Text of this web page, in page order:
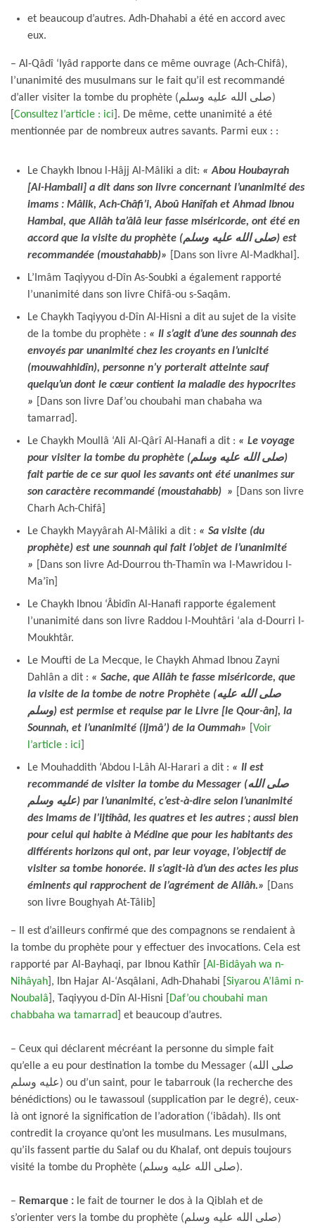
et beaucoup d’autres. Adh-Dhahabi a été en accord avec
eux.
– Al-Qâdî ‘Iyâd rapporte dans ce même ouvrage (Ach-Chifâ),
l’unanimité des musulmans sur le fait qu’il est recommandé
d’aller visiter la tombe du prophète (صلى الله عليه وسلم)
Consultez l’article : ici ]. De même, cette unanimité a été
mentionnée par de nombreux autres savants. Parmi eux : :
Le Chaykh Ibnou l-Hâjj Al-Mâliki a dit: « Abou Houbayrah
[Al-Hambali] a dit dans son livre concernant l’unanimité des
imams : Mâlik, Ach-Châfi’i, Aboû Hanîfah et Ahmad Ibnou
Hambal, que Allâh ta’âlâ leur fasse miséricorde, ont été en
accordque la visite du prophète (صلى الله عليه وسلم) est
recommandée (moustahabb)»
[Dans son livre Al-Madkhal].
L’Imâm Taqiyyou d-Dîn As-Soubki a également rapporté
l’unanimité dans son livre Chifâ-ou s-Saqâm.
Le Chaykh Taqiyyou d-Dîn Al-Hisni a dit au sujet de la visite
de la tombe du prophète : « Il s’agit d’une des sounnah des
envoyés par unanimité chez les croyants en l’unicité
(mouwahhidîn), personne n’y porterait atteinte sauf
quelqu’un dont le cœur contient la maladie des hypocrites
»
[Dans son livre Daf’ou choubahi man chabaha wa
tamarrad].
Le Chaykh Moullâ ‘Ali Al-Qârî Al-Hanafi a dit : « Le voyage
pour visiter la tombe du prophète (صلى الله عليه وسلم)
fait partie de ce sur quoi les savants ont été unanimes sur
son caractère recommandé (moustahabb) »
[Dans son livre
Charh Ach-Chifâ]
Le Chaykh Mayyârah Al-Mâliki a dit : « Sa visite (du
prophète) est une sounnah qui fait l’objet de l’unanimité
»
[Dans son livre Ad-Dourrou th-Thamîn wa l-Mawridou l-
Ma’în]
Le Chaykh Ibnou ‘Âbidîn Al-Hanafi rapporte également
l’unanimité dans son livre Raddou l-Mouhtâri ‘ala d-Dourri l-
Moukhtâr.
Le Moufti de La Mecque, le Chaykh Ahmad Ibnou Zayni
Dahlân a dit : « Sache, que Allâh te fasse miséricorde, que
la visite de la tombe de notre Prophète (صلى الله عليه
وسلم) est permise et requise par le Livre [le Qour-ân], la
Sounnah, et l’unanimité (ijmâ’) de la Oummah»
Voir
l’article : ici
Le Mouhaddith ‘Abdou l-Lâh Al-Harari a dit : « Il est
recommandé de visiter la tombe du Messager (صلى الله
عليه وسلم) par l’unanimité, c’est-à-dire selon l’unanimité
des Imams de l’ijtihâd, les quatres et les autres ; aussi bien
pour celui qui habite à Médine que pour les habitants des
différents horizons qui ont, par leur voyage, l’objectif de
visiter sa tombe honorée. Il s’agit-là d’un des actes les plus
éminents qui rapprochent de l’agrément de Allâh.»
[Dans
son livre Boughyah At-Tâlib]
– Il est d’ailleurs confirmé que des compagnons se rendaient à
la tombe du prophète pour y effectuer des invocations. Cela est
rapporté par Al-Bayhaqi, par Ibnou Kathîr [ Al-Bidâyah wa n-
Nihâyah ], Ibn Hajar Al-‘Asqâlani, Adh-Dhahabi [ Siyarou A’lâmi n-
Noubalâ ], Taqiyyou d-Dîn Al-Hisni [
Daf’ou choubahi man
chabbaha wa tamarrad
] et beaucoup d’autres.
– Ceux qui déclarent mécréant la personne du simple fait
qu’elle a eu pour destination la tombe du Messager (صلى الله
عليه وسلم) ou d’un saint, pour le tabarrouk (la recherche des
bénédictions) ou le tawassoul (supplication par le degré), ceux-
là ont ignoré la signification de l’adoration (‘ibâdah). Ils ont
contredit la croyance qu’ont les musulmans. Les musulmans,
qu’ils fassent partie du Salaf ou du Khalaf, ont depuis toujours
visité la tombe du Prophète (صلى الله عليه وسلم).
– Remarque : le fait de tourner le dos à la Qiblah et de
s’orienter vers la tombe du prophète (صلى الله عليه وسلم)